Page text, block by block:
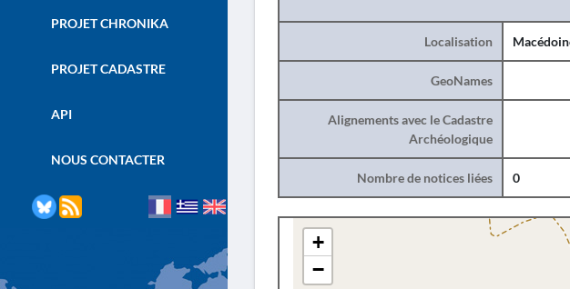
PROJET CHRONIKA
PROJET CADASTRE
API
NOUS CONTACTER
Localisation
GeoNames
Alignements avec le Cadastre
Archéologique
Nombre de notices liées 0
+
−